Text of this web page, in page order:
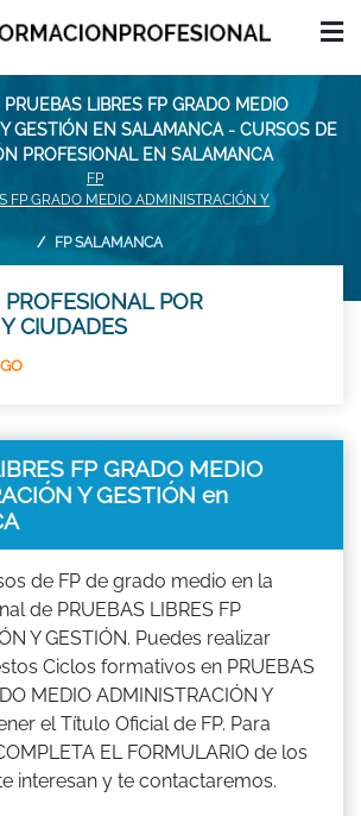
LIBRES FP GRADO MEDIO
GESTIÓN EN SALAMANCA - CURSOS DE
PROFESIONAL EN SALAMANCA
FP
FP GRADO MEDIO ADMINISTRACIÓN Y
FP SALAMANCA
POR
CIUDADES
FP GRADO MEDIO
Y GESTIÓN en
de FP de grado medio en la
de PRUEBAS LIBRES FP
Y GESTIÓN. Puedes realizar
Ciclos formativos en PRUEBAS
MEDIO ADMINISTRACIÓN Y
el Título Oficial de FP. Para
EL FORMULARIO de los
interesan y te contactaremos.